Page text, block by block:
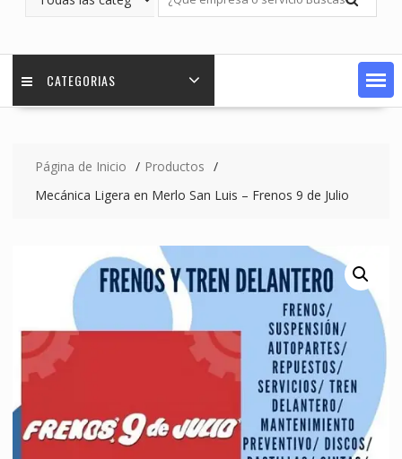
CATEGORIAS
Página de Inicio
Productos
Mecánica Ligera en Merlo San Luis – Frenos 9 de Julio